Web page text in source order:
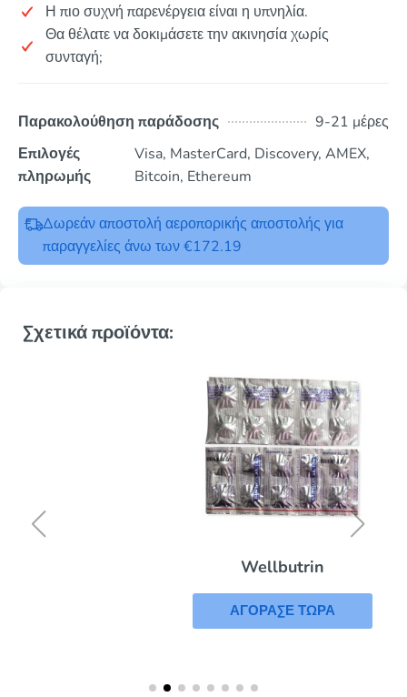
Η πιο συχνή παρενέργεια είναι η υπνηλία.
Θα θέλατε να δοκιμάσετε την ακινησία χωρίς
συνταγή;
Παρακολούθηση παράδοσης
9-21 μέρες
Επιλογές
πληρωμής
Visa, MasterCard, Discovery, AMEX,
Bitcoin, Ethereum
Δωρεάν αποστολή αεροπορικής αποστολής για
παραγγελίες άνω των €172.19
Σχετικά προϊόντα:
Wellbutrin
ΑΓΟΡΑΣΕ ΤΩΡΑ